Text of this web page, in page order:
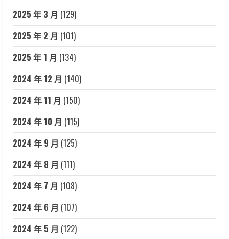
2025 年 3 月 (129)
2025 年 2 月 (101)
2025 年 1 月 (134)
2024 年 12 月 (140)
2024 年 11 月 (150)
2024 年 10 月 (115)
2024 年 9 月 (125)
2024 年 8 月 (111)
2024 年 7 月 (108)
2024 年 6 月 (107)
2024 年 5 月 (122)